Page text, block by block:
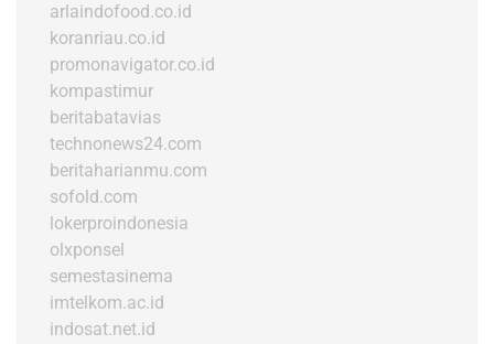
arlaindofood.co.id
koranriau.co.id
promonavigator.co.id
kompastimur
beritabatavias
technonews24.com
beritaharianmu.com
sofold.com
lokerproindonesia
olxponsel
semestasinema
imtelkom.ac.id
indosat.net.id